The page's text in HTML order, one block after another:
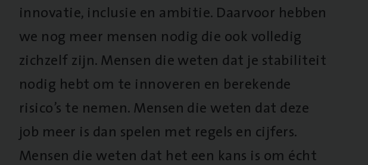
innovatie, inclusie en ambitie. Daarvoor hebben
we nog meer mensen nodig die ook volledig
zichzelf zijn. Mensen die weten dat je stabiliteit
nodig hebt om te innoveren en berekende
risico’s te nemen. Mensen die weten dat deze
job meer is dan spelen met regels en cijfers.
Mensen die weten dat het een kans is om écht